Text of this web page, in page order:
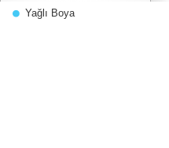
Yağlı Boya